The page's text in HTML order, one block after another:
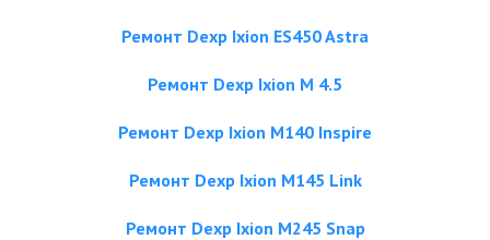
Ремонт Dexp Ixion ES450 Astra
Ремонт Dexp Ixion M 4.5
Ремонт Dexp Ixion M140 Inspire
Ремонт Dexp Ixion M145 Link
Ремонт Dexp Ixion M245 Snap